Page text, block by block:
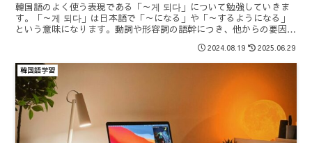
韓国語のよく使う表現である「～게 되다」について勉強していきま
す。「～게 되다」は日本語で「～になる」や「～するようになる」
という意味になります。動詞や形容詞の語幹につき、他からの要因に
2024.08.19 2025.06.29
韓国語学習